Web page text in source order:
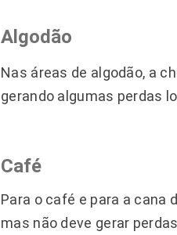
Algodão
Nas áreas de algodão, a
gerando algumas perdas
Café
Para o café e para a cana
mas não deve gerar